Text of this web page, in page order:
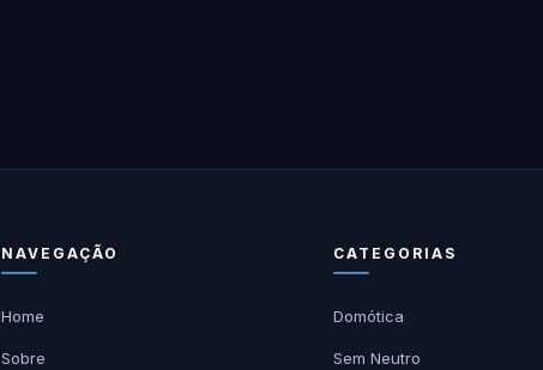
NAVEGAÇÃO
Home
Sobre
CATEGORIAS
Domótica
Sem Neutro